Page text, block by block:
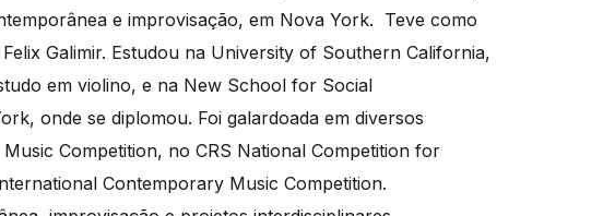
e improvisação, em Nova York. Teve como
Galimir. Estudou na University of Southern California,
em violino, e na New School for Social
onde se diplomou. Foi galardoada em diversos
Competition, no CRS National Competition for
Contemporary Music Competition.